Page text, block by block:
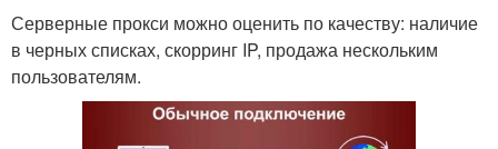
Серверные прокси можно оценить по качеству: наличие
в черных списках, скорринг IP, продажа нескольким
пользователям.